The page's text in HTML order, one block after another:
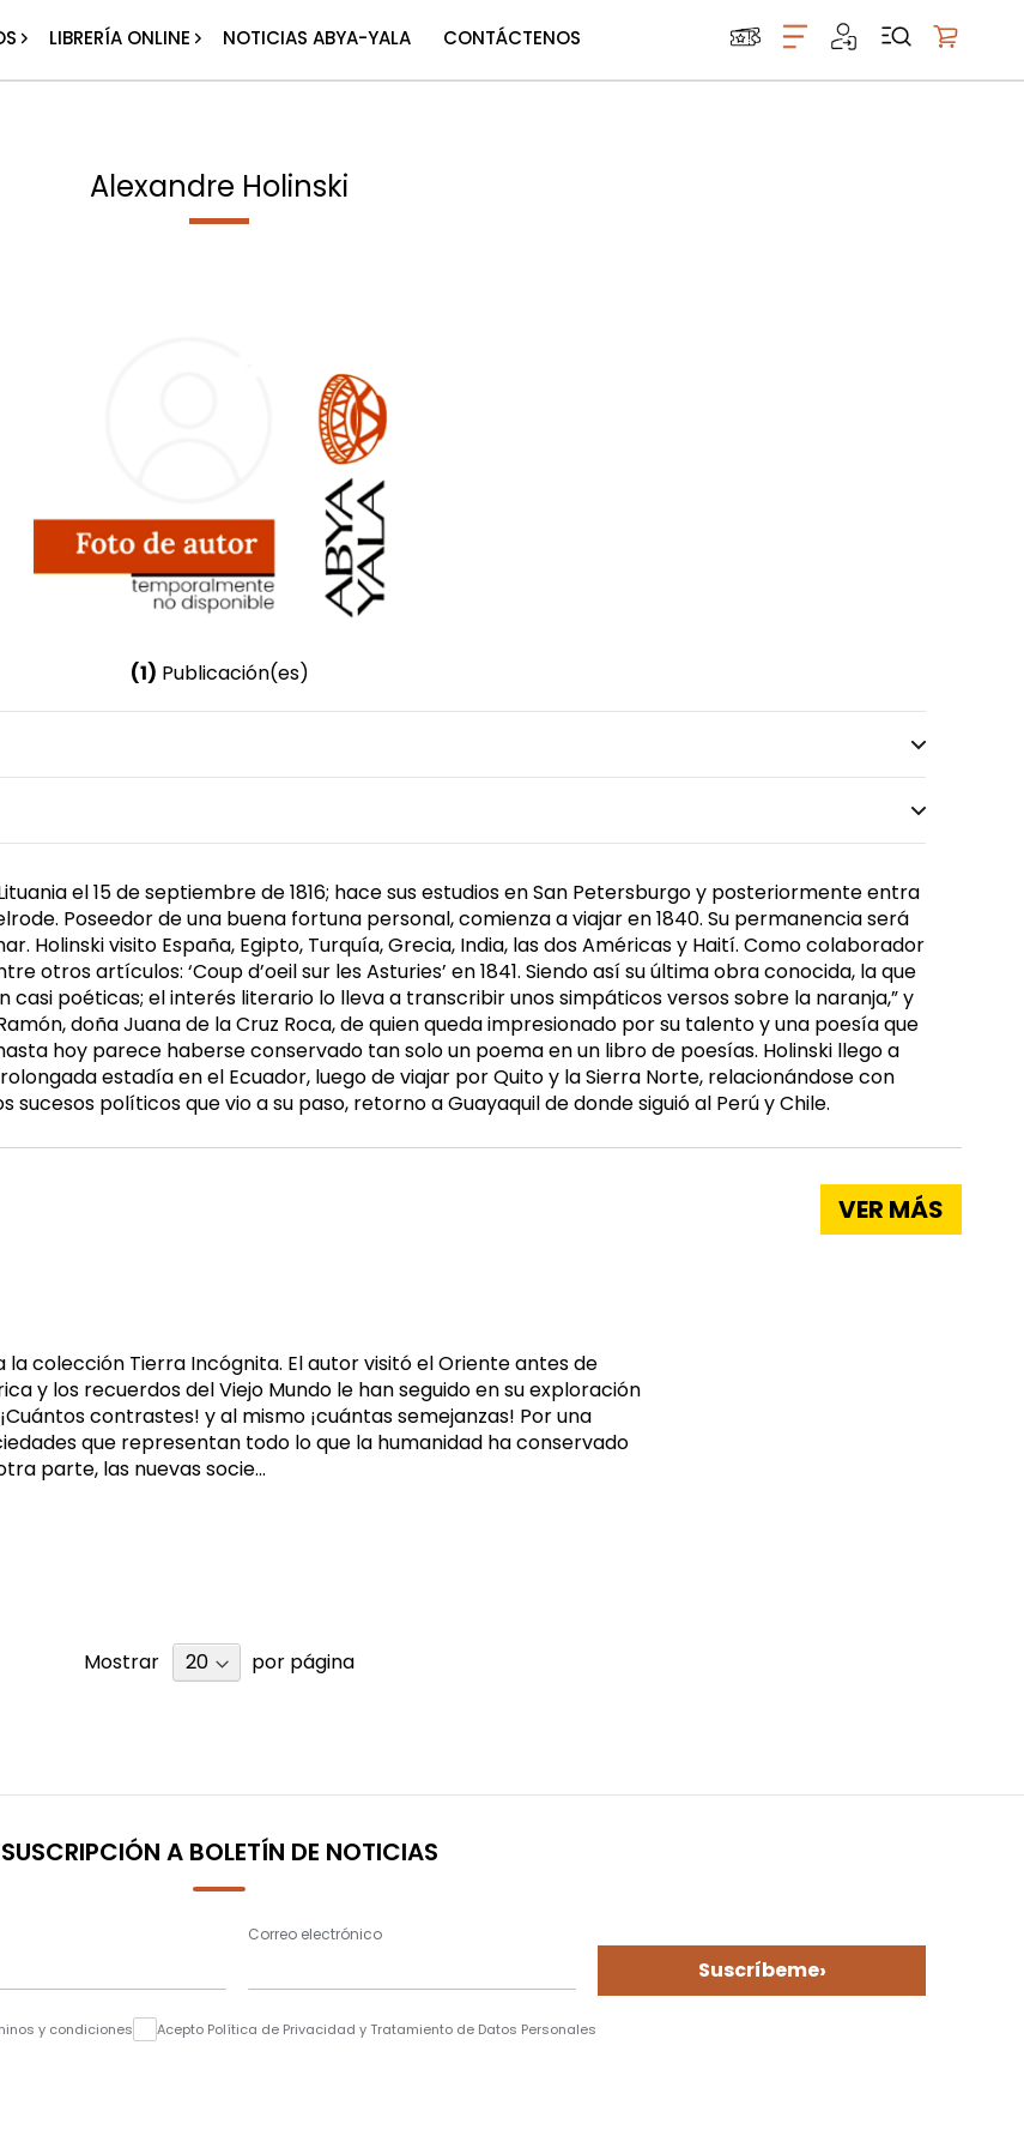
LIBRERÍA ONLINE NOTICIAS ABYA-YALA CONTÁCTENOS
Alexandre Holinski
(1) Publicación(es)
Masculino
el 15 de septiembre de 1816; hace sus estudios en San Petersburgo y posteriormente entra
Poseedor de una buena fortuna personal, comienza a viajar en 1840. Su permanencia será
Holinski visito España, Egipto, Turquía, Grecia, India, las dos Américas y Haití. Como colaborador
otros artículos: ‘Coup d’oeil sur les Asturies’ en 1841. Siendo así su última obra conocida, la que
casi poéticas; el interés literario lo lleva a transcribir unos simpáticos versos sobre la naranja,” y
doña Juana de la Cruz Roca, de quien queda impresionado por su talento y una poesía que
hoy parece haberse conservado tan solo un poema en un libro de poesías. Holinski llego a
estadía en el Ecuador, luego de viajar por Quito y la Sierra Norte, relacionándose con
políticos que vio a su paso, retorno a Guayaquil de donde siguió al Perú y Chile.
colección Tierra Incógnita. El autor visitó el Oriente antes de
y los recuerdos del Viejo Mundo le han seguido en su exploración
contrastes! y al mismo ¡cuántas semejanzas! Por una
que representan todo lo que la humanidad ha conservado
parte, las nuevas socie...
VER MÁS
Mostrar por página
SUSCRIPCIÓN A BOLETÍN DE NOTICIAS
Correo electrónico
Suscríbeme›
y condiciones Acepto Política de Privacidad y Tratamiento de Datos Personales